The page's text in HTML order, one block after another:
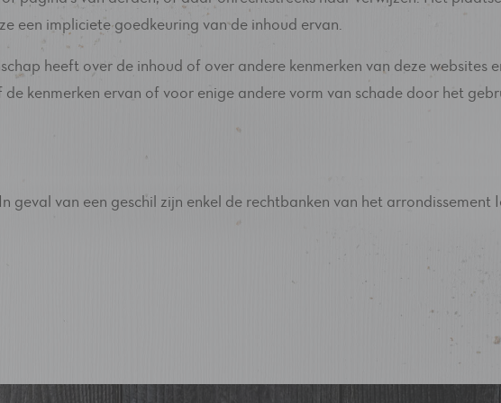
een impliciete goedkeuring van de inhoud ervan.
heeft over de inhoud of over andere kenmerken van deze websites
kenmerken ervan of voor enige andere vorm van schade door het
geval van een geschil zijn enkel de rechtbanken van het arrondissement